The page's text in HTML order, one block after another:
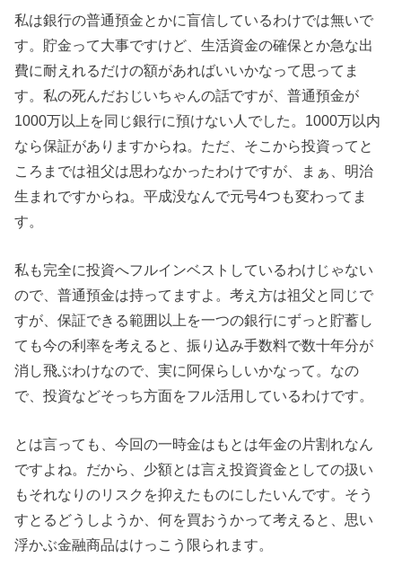
私は銀行の普通預金とかに盲信しているわけでは無いで
す。貯金って大事ですけど、生活資金の確保とか急な出
費に耐えれるだけの額があればいいかなって思ってま
す。私の死んだおじいちゃんの話ですが、普通預金が
1000万以上を同じ銀行に預けない人でした。1000万以内
なら保証がありますからね。ただ、そこから投資ってと
ころまでは祖父は思わなかったわけですが、まぁ、明治
生まれですからね。平成没なんで元号4つも変わってま
す。
私も完全に投資へフルインベストしているわけじゃない
ので、普通預金は持ってますよ。考え方は祖父と同じで
すが、保証できる範囲以上を一つの銀行にずっと貯蓄し
ても今の利率を考えると、振り込み手数料で数十年分が
消し飛ぶわけなので、実に阿保らしいかなって。なの
で、投資などそっち方面をフル活用しているわけです。
とは言っても、今回の一時金はもとは年金の片割れなん
ですよね。だから、少額とは言え投資資金としての扱い
もそれなりのリスクを抑えたものにしたいんです。そう
すとるどうしようか、何を買おうかって考えると、思い
浮かぶ金融商品はけっこう限られます。